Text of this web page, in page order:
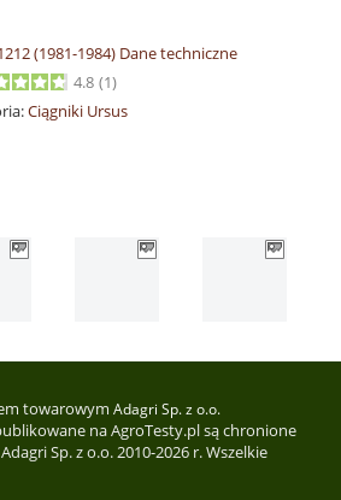
(1981-1984) Dane techniczne
4.8 (1)
Ciągniki Ursus
towarowym Adagri Sp. z o.o.
na AgroTesty.pl są chronione
Sp. z o.o. 2010-2026 r. Wszelkie